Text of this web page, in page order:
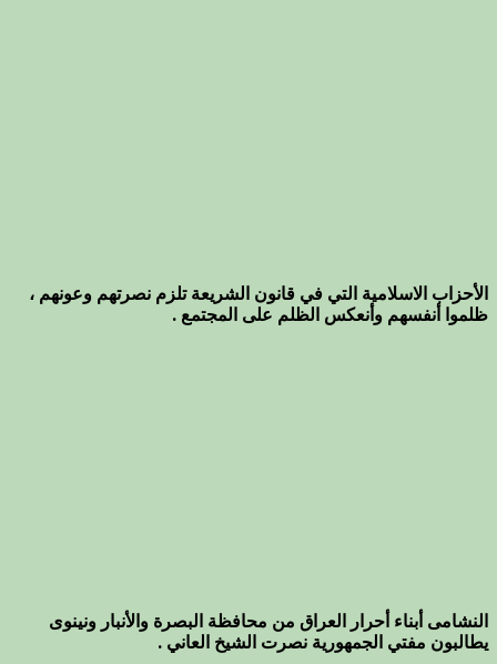
الأحزاب الاسلامية التي في قانون الشريعة تلزم نصرتهم وعونهم ،
ظلموا أنفسهم وأنعكس الظلم على المجتمع .
النشامى أبناء أحرار العراق من محافظة البصرة والأنبار ونينوى
يطالبون مفتي الجمهورية نصرت الشيخ العاني .